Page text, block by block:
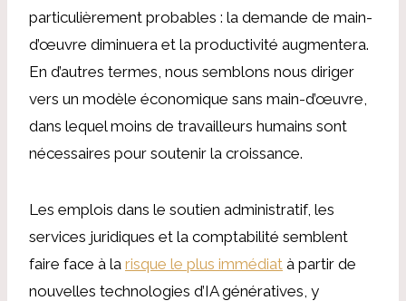
particulièrement probables : la demande de main-
d’œuvre diminuera et la productivité augmentera.
En d’autres termes, nous semblons nous diriger
vers un modèle économique sans main-d’œuvre,
dans lequel moins de travailleurs humains sont
nécessaires pour soutenir la croissance.
Les emplois dans le soutien administratif, les
services juridiques et la comptabilité semblent
faire face à la risque le plus immédiat à partir de
nouvelles technologies d’IA génératives, y